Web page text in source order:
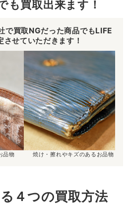
も買取出来ます！
で買取NGだった商品でもLIFE
させていただきます！
品物 焼け・擦れやキズのあるお品物
４つの買取方法